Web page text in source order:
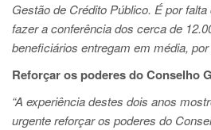
Gestão de Crédito Público. É por
fazer a conferência dos cerca de
beneficiários entregam em média, por
Reforçar os poderes do Conselho
“A experiência destes dois anos
urgente reforçar os poderes do